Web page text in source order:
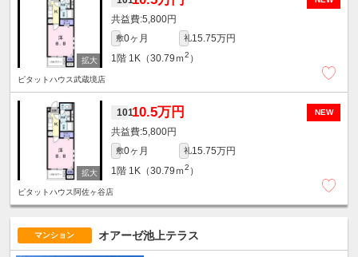
5,800円
敷0ヶ月 礼15.75万円
1階 1K（30.79ｍ2 ）
ピタットハウス武蔵境店
NEW
10110.5万円
5,800円
敷0ヶ月 礼15.75万円
1階 1K（30.79ｍ2 ）
ピタットハウス阿佐ヶ谷店
マンション オアーゼ池上テラス